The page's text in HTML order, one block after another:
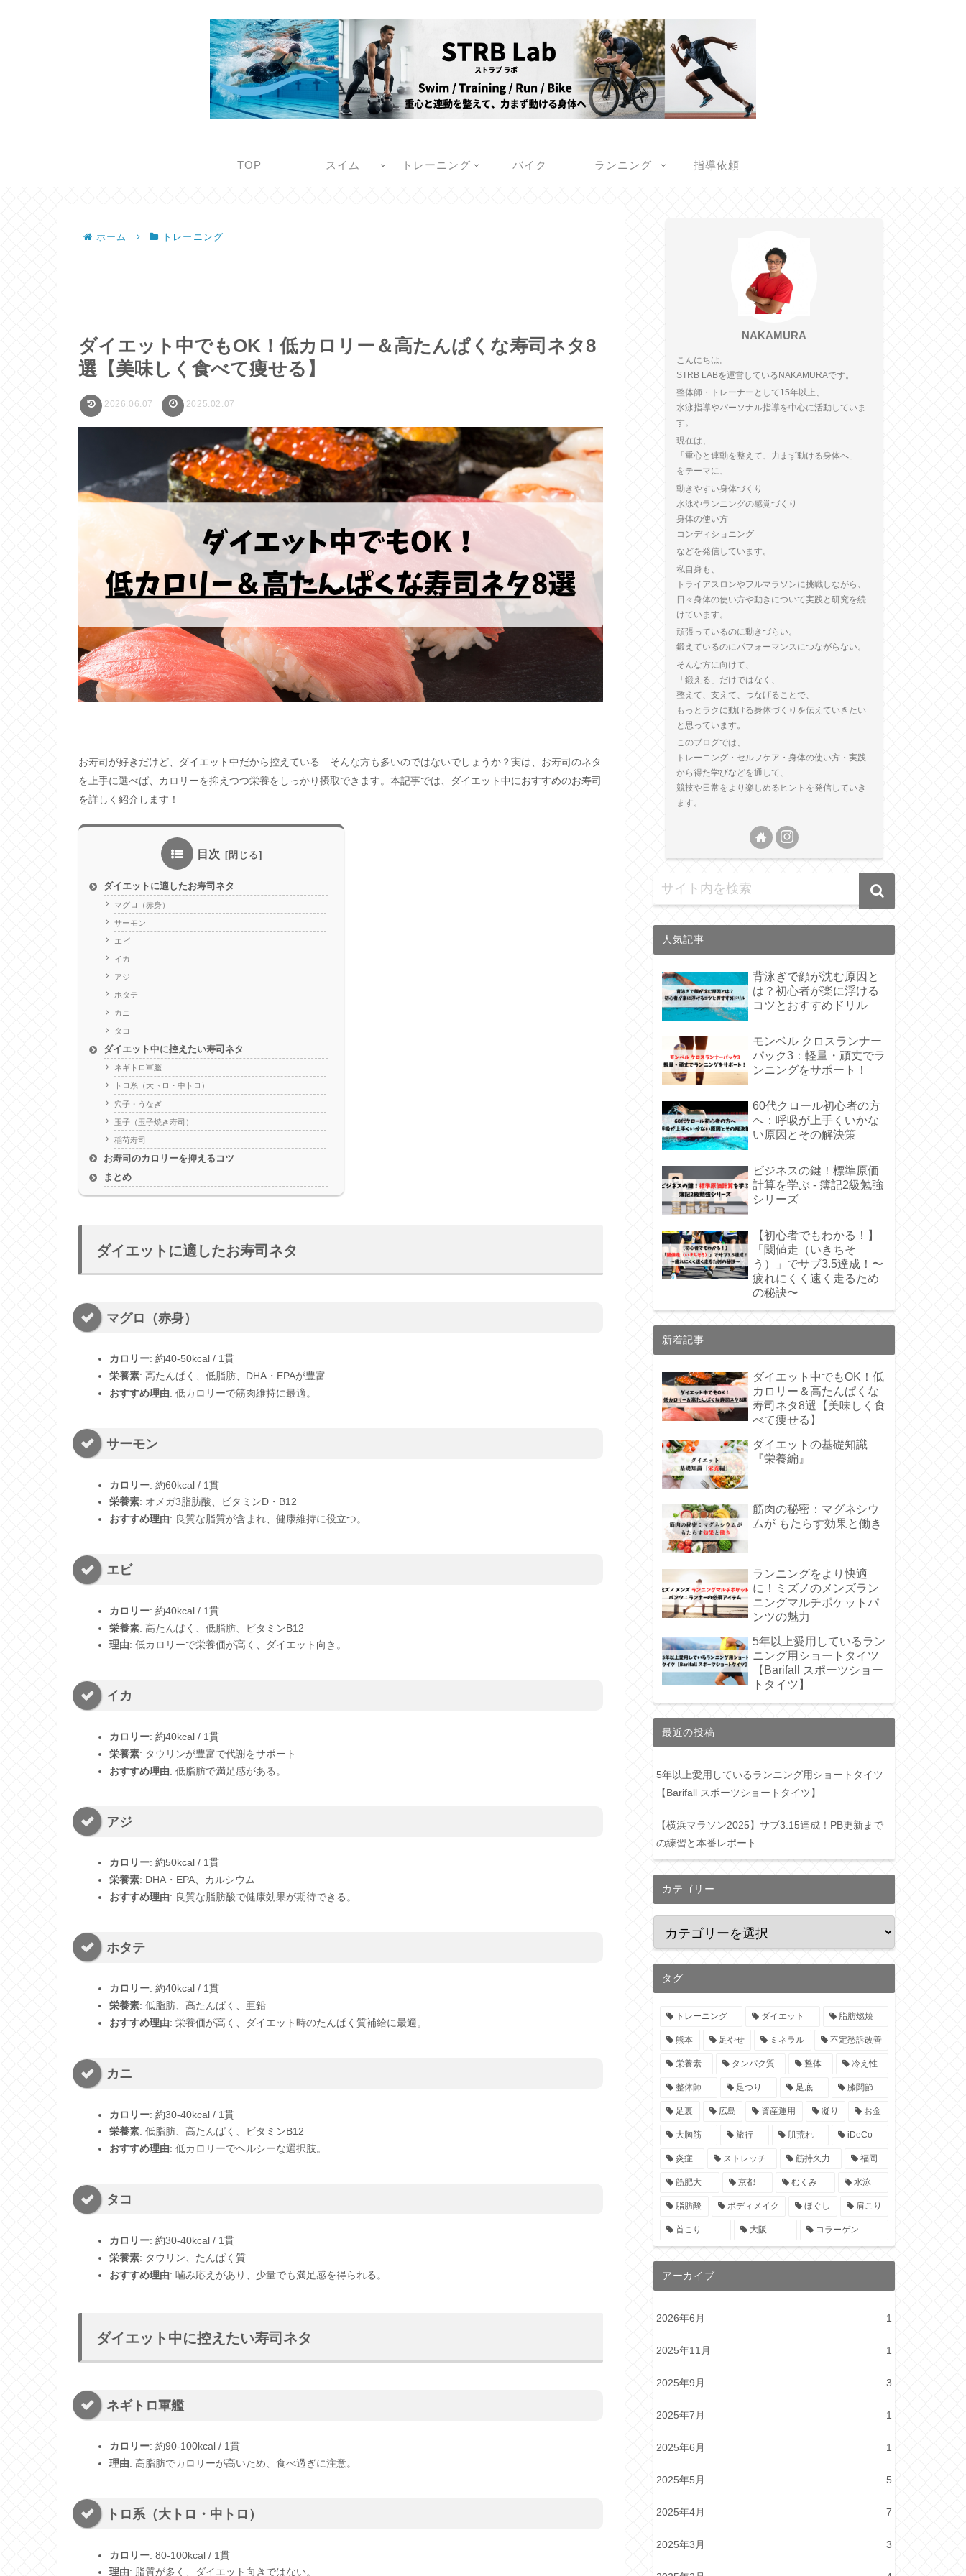
TOP スイム トレーニング バイク ランニング 指導依頼
ホーム トレーニング
ダイエット中でもOK！低カロリー＆高たんぱくな寿司ネタ8
選【美味しく食べて痩せる】
2026.06.07 2025.02.07
お寿司が好きだけど、ダイエット中だから控えている…そんな方も多いのではないでしょうか？実は、お寿司のネタ
を上手に選べば、カロリーを抑えつつ栄養をしっかり摂取できます。本記事では、ダイエット中におすすめのお寿司
を詳しく紹介します！
目次
ダイエットに適したお寿司ネタ
マグロ（赤身）
サーモン
エビ
イカ
アジ
ホタテ
カニ
タコ
ダイエット中に控えたい寿司ネタ
ネギトロ軍艦
トロ系（大トロ・中トロ）
穴子・うなぎ
玉子（玉子焼き寿司）
稲荷寿司
お寿司のカロリーを抑えるコツ
まとめ
ダイエットに適したお寿司ネタ
マグロ（赤身）
カロリー: 約40-50kcal / 1貫
栄養素: 高たんぱく、低脂肪、DHA・EPAが豊富
おすすめ理由: 低カロリーで筋肉維持に最適。
サーモン
カロリー: 約60kcal / 1貫
栄養素: オメガ3脂肪酸、ビタミンD・B12
おすすめ理由: 良質な脂質が含まれ、健康維持に役立つ。
エビ
カロリー: 約40kcal / 1貫
栄養素: 高たんぱく、低脂肪、ビタミンB12
理由: 低カロリーで栄養価が高く、ダイエット向き。
イカ
カロリー: 約40kcal / 1貫
栄養素: タウリンが豊富で代謝をサポート
おすすめ理由: 低脂肪で満足感がある。
アジ
カロリー: 約50kcal / 1貫
栄養素: DHA・EPA、カルシウム
おすすめ理由: 良質な脂肪酸で健康効果が期待できる。
ホタテ
カロリー: 約40kcal / 1貫
栄養素: 低脂肪、高たんぱく、亜鉛
おすすめ理由: 栄養価が高く、ダイエット時のたんぱく質補給に最適。
カニ
カロリー: 約30-40kcal / 1貫
栄養素: 低脂肪、高たんぱく、ビタミンB12
おすすめ理由: 低カロリーでヘルシーな選択肢。
タコ
カロリー: 約30-40kcal / 1貫
栄養素: タウリン、たんぱく質
おすすめ理由: 噛み応えがあり、少量でも満足感を得られる。
ダイエット中に控えたい寿司ネタ
ネギトロ軍艦
カロリー: 約90-100kcal / 1貫
理由: 高脂肪でカロリーが高いため、食べ過ぎに注意。
トロ系（大トロ・中トロ）
カロリー: 80-100kcal / 1貫
理由: 脂質が多く、ダイエット向きではない。
NAKAMURA
こんにちは。
STRB LABを運営しているNAKAMURAです。
整体師・トレーナーとして15年以上、
水泳指導やパーソナル指導を中心に活動していま
す。
現在は、
「重心と連動を整えて、力まず動ける身体へ」
をテーマに、
動きやすい身体づくり
水泳やランニングの感覚づくり
身体の使い方
コンディショニング
などを発信しています。
私自身も、
トライアスロンやフルマラソンに挑戦しながら、
日々身体の使い方や動きについて実践と研究を続
けています。
頑張っているのに動きづらい。
鍛えているのにパフォーマンスにつながらない。
そんな方に向けて、
「鍛える」だけではなく、
整えて、支えて、つなげることで、
もっとラクに動ける身体づくりを伝えていきたい
と思っています。
このブログでは、
トレーニング・セルフケア・身体の使い方・実践
から得た学びなどを通して、
競技や日常をより楽しめるヒントを発信していき
ます。
人気記事
背泳ぎで顔が沈む原因と
は？初心者が楽に浮ける
コツとおすすめドリル
モンベル クロスランナー
パック3：軽量・頑丈でラ
ンニングをサポート！
60代クロール初心者の方
へ：呼吸が上手くいかな
い原因とその解決策
ビジネスの鍵！標準原価
計算を学ぶ - 簿記2級勉強
シリーズ
【初心者でもわかる！】
「閾値走（いきちそ
う）」でサブ3.5達成！〜
疲れにくく速く走るため
の秘訣〜
新着記事
ダイエット中でもOK！低
カロリー＆高たんぱくな
寿司ネタ8選【美味しく食
べて痩せる】
ダイエットの基礎知識
『栄養編』
筋肉の秘密：マグネシウ
ムが もたらす効果と働き
ランニングをより快適
に！ミズノのメンズラン
ニングマルチポケットパ
ンツの魅力
5年以上愛用しているラン
ニング用ショートタイツ
【Barifall スポーツショー
トタイツ】
最近の投稿
5年以上愛用しているランニング用ショートタイツ
【Barifall スポーツショートタイツ】
【横浜マラソン2025】サブ3.15達成！PB更新まで
の練習と本番レポート
カテゴリー
タグ
トレーニング ダイエット 脂肪燃焼
熊本 足やせ ミネラル 不定愁訴改善
栄養素 タンパク質 整体 冷え性
整体師 足つり 足底 膝関節
足裏 広島 資産運用 凝り お金
大胸筋 旅行 肌荒れ iDeCo
炎症 ストレッチ 筋持久力 福岡
筋肥大 京都 むくみ 水泳
脂肪酸 ボディメイク ほぐし 肩こり
首こり 大阪 コラーゲン
アーカイブ
2026年6月 1
2025年11月 1
2025年9月 3
2025年7月 1
2025年6月 1
2025年5月 5
2025年4月 7
2025年3月 3